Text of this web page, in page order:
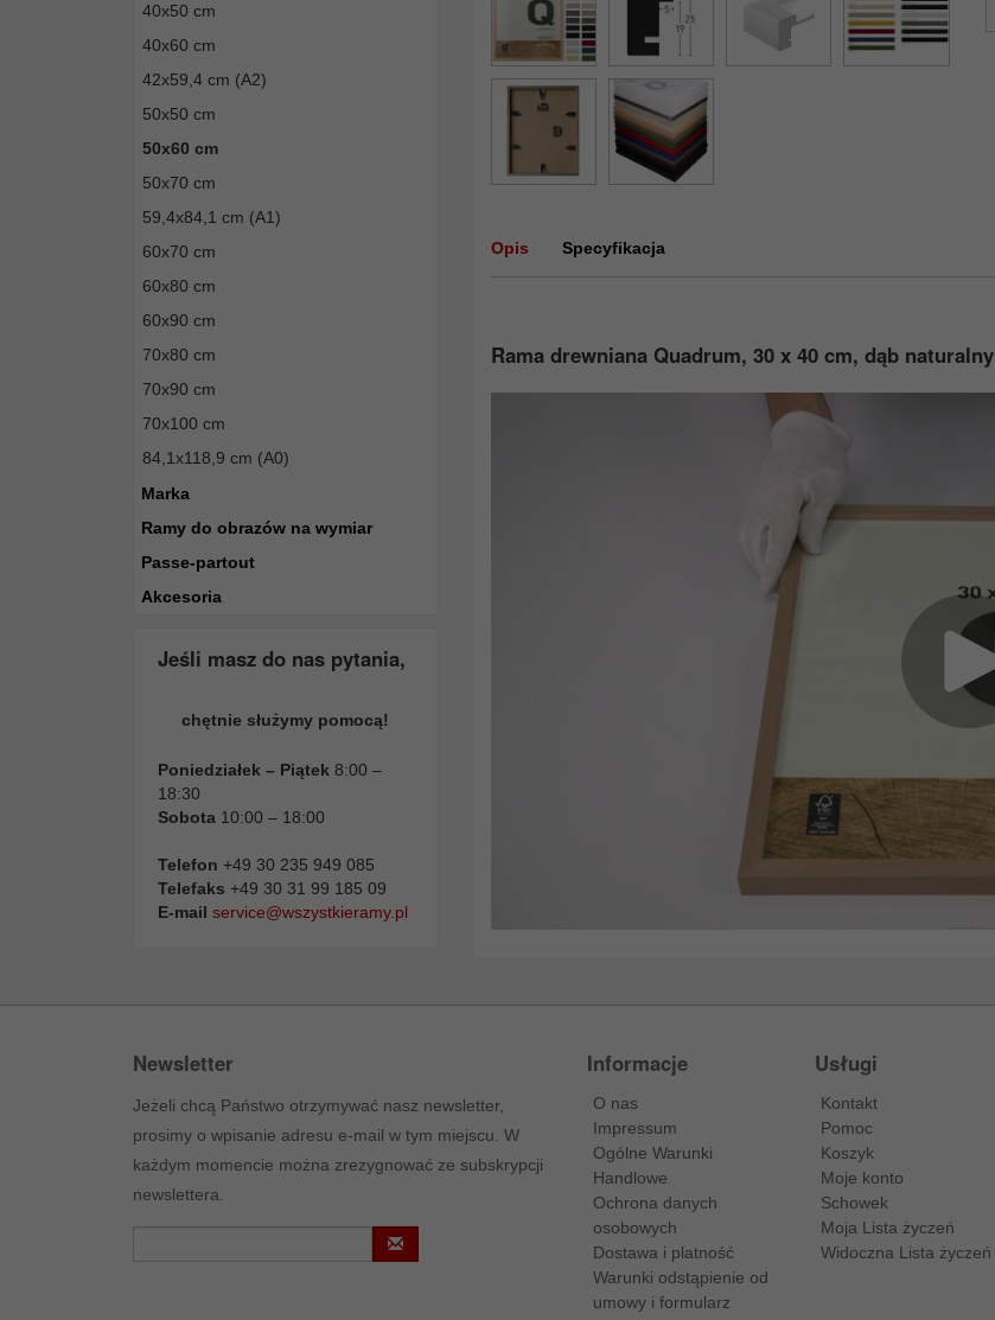
40x50 cm
40x60 cm
42x59,4 cm (A2)
50x50 cm
50x60 cm
50x70 cm
59,4x84,1 cm (A1)
60x70 cm
60x80 cm
60x90 cm
70x80 cm
70x90 cm
70x100 cm
84,1x118,9 cm (A0)
Marka
Ramy do obrazów na wymiar
Passe-partout
Akcesoria
Jeśli masz do nas pytania,
chętnie służymy pomocą!
Poniedziałek – Piątek 8:00 –
18:30
Sobota 10:00 – 18:00
Telefon +49 30 235 949 085
Telefaks +49 30 31 99 185 09
E-mail service@wszystkieramy.pl
Opis Specyfikacja
Rama drewniana Quadrum, 30 x 40 cm, dąb naturalny
Newsletter
Jeżeli chcą Państwo otrzymywać nasz newsletter,
prosimy o wpisanie adresu e-mail w tym miejscu. W
każdym momencie można zrezygnować ze subskrypcji
newslettera.
Informacje
O nas
Impressum
Ogólne Warunki
Handlowe
Ochrona danych
osobowych
Dostawa i platność
Warunki odstąpienie od
umowy i formularz
Usługi
Kontakt
Pomoc
Koszyk
Moje konto
Schowek
Moja Lista życzeń
Widoczna Lista życzeń